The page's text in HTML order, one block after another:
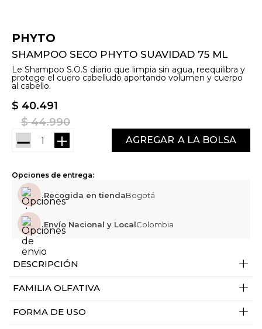
PHYTO
SHAMPOO SECO PHYTO SUAVIDAD 75 ML
Le Shampoo S.O.S diario que limpia sin agua, reequilibra y
protege el cuero cabelludo aportando volumen y cuerpo
al cabello.
$ 40.491
$ 44.990
＋
－ AGREGAR
Opciones de entrega:
Recogida en tiendaBogotá
Envío Nacional y LocalColombia
DESCRIPCIÓN +
FAMILIA OLFATIVA +
FORMA DE USO +